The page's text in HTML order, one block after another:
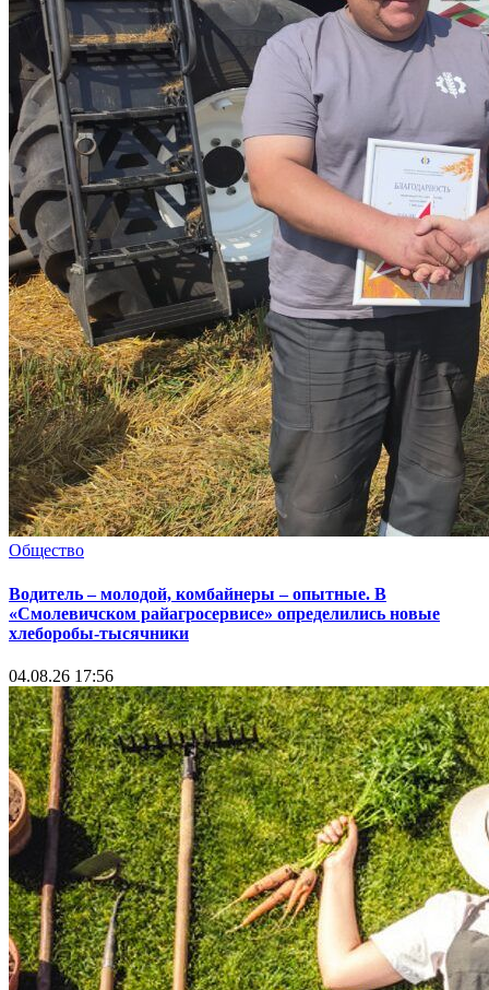
Общество
Водитель – молодой, комбайнеры – опытные. В
«Смолевичском райагросервисе» определились новые
хлеборобы-тысячники
04.08.26 17:56